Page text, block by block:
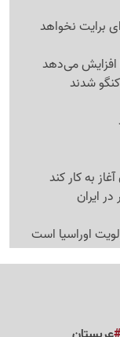
برایت نخواهد
به کار کند
ایران
اوراسیا است